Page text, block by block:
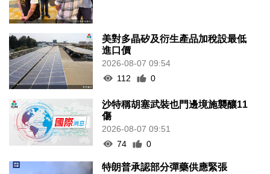
美對多晶矽及衍生產品加稅設最低
進口價
2026-08-07 09:54
112
0
沙特稱胡塞武裝也門邊境施襲釀11
傷
2026-08-07 09:51
74
0
特朗普承認部分彈藥供應緊張